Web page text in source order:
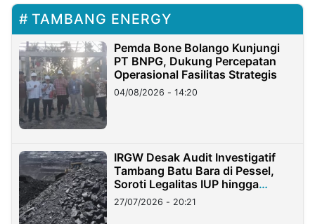
TAMBANG ENERGY
Pemda Bone Bolango Kunjungi
PT BNPG, Dukung Percepatan
Operasional Fasilitas Strategis
04/08/2026 - 14:20
IRGW Desak Audit Investigatif
Tambang Batu Bara di Pessel,
Soroti Legalitas IUP hingga
Stockpile
27/07/2026 - 20:21